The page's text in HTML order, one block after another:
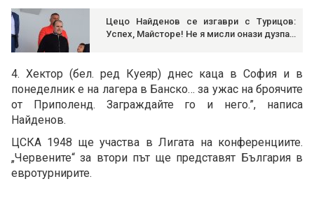
Цецо Найденов се изгаври с Турицов:
Успех, Майсторе! Не я мисли онази дузпа…
4. Хектор (бел. ред Куеяр) днес каца в София и в
понеделник е на лагера в Банско… за ужас на броячите
от Приполенд. Заграждайте го и него.”, написа
Найденов.
ЦСКА 1948 ще участва в Лигата на конференциите.
„Червените“ за втори път ще представят България в
евротурнирите.